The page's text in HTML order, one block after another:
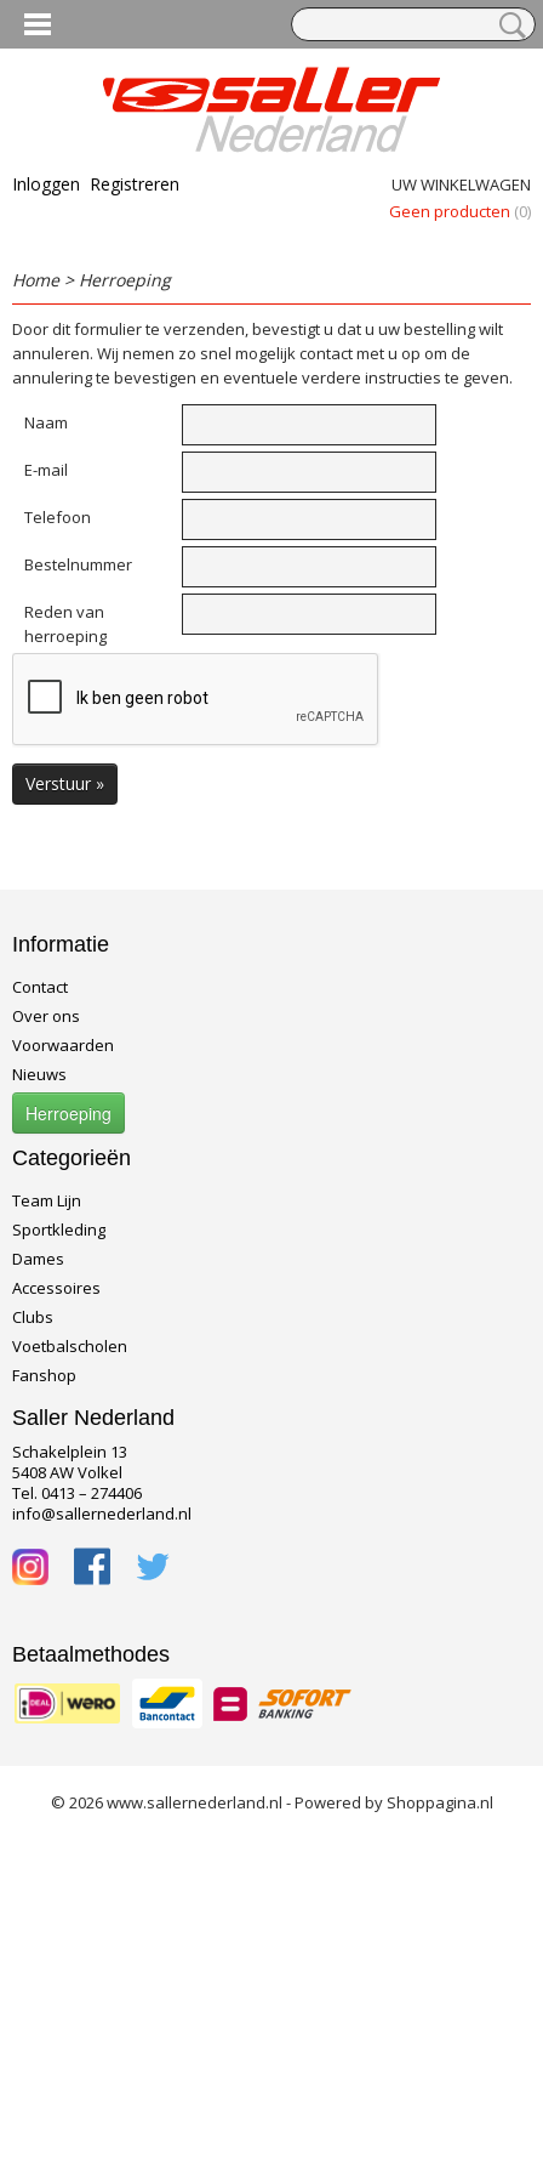
Inloggen Registreren
UW WINKELWAGEN
Geen producten (0)
Home> Herroeping
Door dit formulier te verzenden, bevestigt u dat u uw bestelling wilt
annuleren. Wij nemen zo snel mogelijk contact met u op om de
annulering te bevestigen en eventuele verdere instructies te geven.
Naam
E-mail
Telefoon
Bestelnummer
Reden van
herroeping
Verstuur »
Informatie
Contact
Over ons
Voorwaarden
Nieuws
Herroeping
Categorieën
Team Lijn
Sportkleding
Dames
Accessoires
Clubs
Voetbalscholen
Fanshop
Saller Nederland
Schakelplein 13
5408 AW Volkel
Tel. 0413 – 274406
info@sallernederland.nl
Betaalmethodes
© 2026 www.sallernederland.nl - Powered by Shoppagina.nl